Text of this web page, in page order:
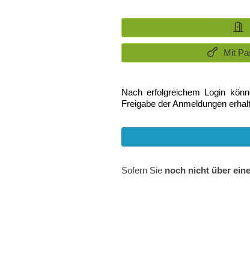
Mit
Nach erfolgreichem Login
Freigabe der Anmeldungen
Sofern Sie noch nicht über